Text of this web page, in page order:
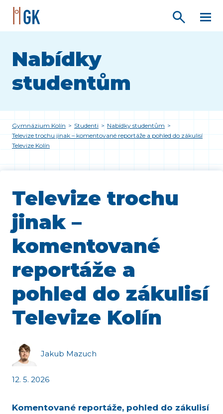
Nabídky
studentům
Gymnázium Kolín > Studenti > Nabídky studentům >
Televize trochu jinak – komentované reportáže a pohled do zákulisí
Televize Kolín
Televize trochu
jinak –
komentované
reportáže a
pohled do zákulisí
Televize Kolín
Jakub Mazuch
12. 5. 2026
Komentované reportáže, pohled do zákulisí